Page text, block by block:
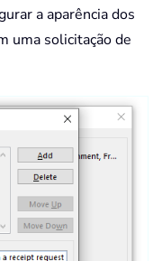
a aparência dos
uma solicitação de